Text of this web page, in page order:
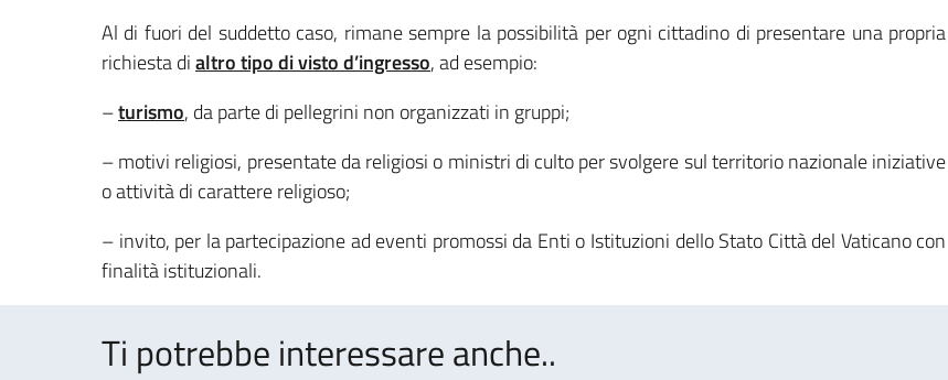
Al di fuori del suddetto caso, rimane sempre la possibilità per ogni cittadino di presentare una propria
richiesta dialtro tipo di visto d’ingresso, ad esempio:
–turismo, da parte di pellegrini non organizzati in gruppi;
– motivi religiosi, presentate da religiosi o ministri di culto per svolgere sul territorio nazionale iniziative
o attività di carattere religioso;
– invito, per la partecipazione ad eventi promossi da Enti o Istituzioni dello Stato Città del Vaticano con
finalità istituzionali.
Ti potrebbe interessare anche..